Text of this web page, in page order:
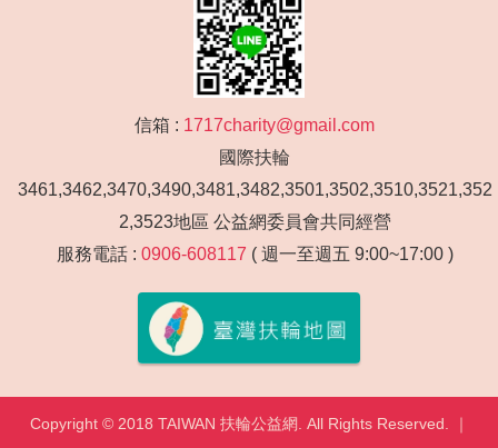
信箱 : 1717charity@gmail.com
國際扶輪
3461,3462,3470,3490,3481,3482,3501,3502,3510,3521,352
2,3523地區 公益網委員會共同經營
服務電話 : 0906-608117 ( 週一至週五 9:00~17:00 )
Copyright © 2018 TAIWAN 扶輪公益網. All Rights Reserved. ｜